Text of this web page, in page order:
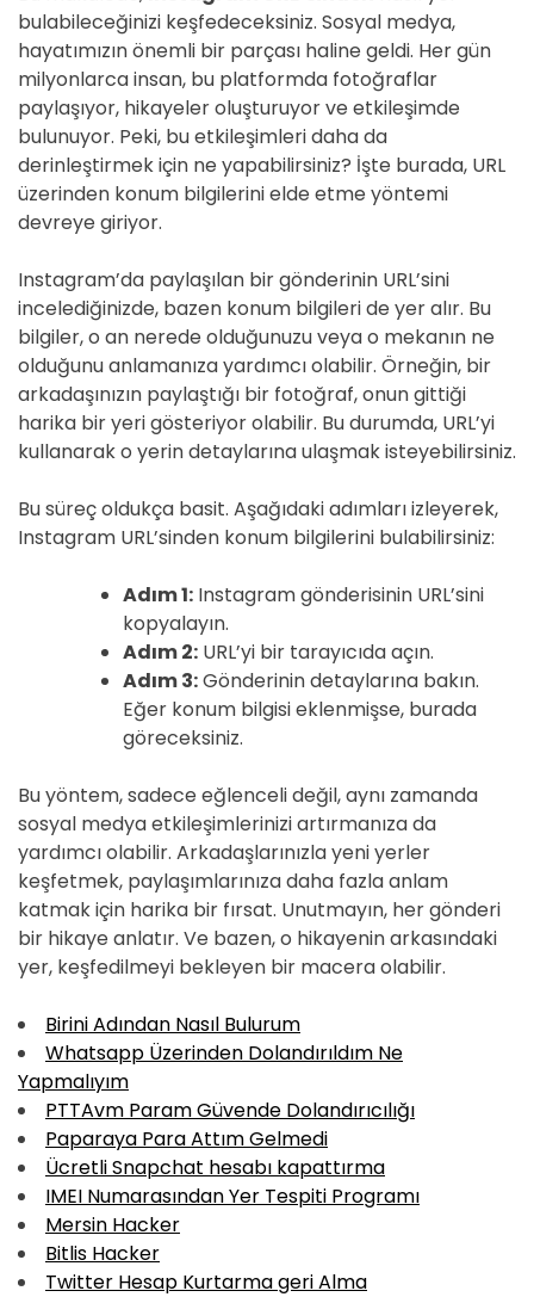
bulabileceğinizi keşfedeceksiniz. Sosyal medya,
hayatımızın önemli bir parçası haline geldi. Her gün
milyonlarca insan, bu platformda fotoğraflar
paylaşıyor, hikayeler oluşturuyor ve etkileşimde
bulunuyor. Peki, bu etkileşimleri daha da
derinleştirmek için ne yapabilirsiniz? İşte burada, URL
üzerinden konum bilgilerini elde etme yöntemi
devreye giriyor.
Instagram’da paylaşılan bir gönderinin URL’sini
incelediğinizde, bazen konum bilgileri de yer alır. Bu
bilgiler, o an nerede olduğunuzu veya o mekanın ne
olduğunu anlamanıza yardımcı olabilir. Örneğin, bir
arkadaşınızın paylaştığı bir fotoğraf, onun gittiği
harika bir yeri gösteriyor olabilir. Bu durumda, URL’yi
kullanarak o yerin detaylarına ulaşmak isteyebilirsiniz.
Bu süreç oldukça basit. Aşağıdaki adımları izleyerek,
Instagram URL’sinden konum bilgilerini bulabilirsiniz:
Adım 1: Instagram gönderisinin URL’sini
kopyalayın.
Adım 2: URL’yi bir tarayıcıda açın.
Adım 3:Gönderinin detaylarına bakın.
Eğer konum bilgisi eklenmişse, burada
göreceksiniz.
Bu yöntem, sadece eğlenceli değil, aynı zamanda
sosyal medya etkileşimlerinizi artırmanıza da
yardımcı olabilir. Arkadaşlarınızla yeni yerler
keşfetmek, paylaşımlarınıza daha fazla anlam
katmak için harika bir fırsat. Unutmayın, her gönderi
bir hikaye anlatır. Ve bazen, o hikayenin arkasındaki
yer, keşfedilmeyi bekleyen bir macera olabilir.
Birini Adından Nasıl Bulurum
Whatsapp Üzerinden Dolandırıldım Ne
Yapmalıyım
PTTAvm Param Güvende Dolandırıcılığı
Paparaya Para Attım Gelmedi
Ücretli Snapchat hesabı kapattırma
IMEI Numarasından Yer Tespiti Programı
Mersin Hacker
Bitlis Hacker
Twitter Hesap Kurtarma geri Alma